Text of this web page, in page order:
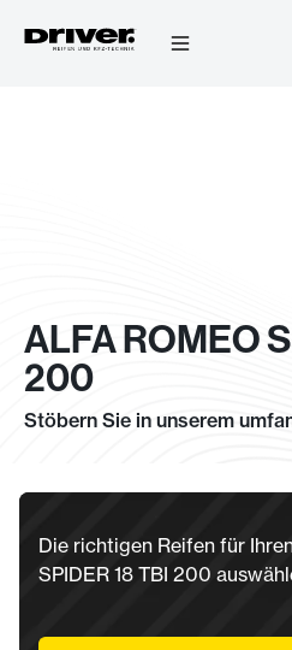
ALFA ROMEO
200
Stöbern Sie in unserem
Die richtigen Reifen für
SPIDER 18 TBI 200